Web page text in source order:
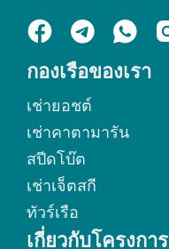
กองเรือของเรา
เช่ายอชต์
เช่าคาตามารัน
สปีดโบ๊ต
เช่าเจ็ตสกี
ทัวร์เรือ
เกี่ยวกับโครงการ